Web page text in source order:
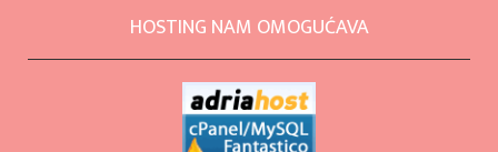
HOSTING NAM OMOGUĆAVA